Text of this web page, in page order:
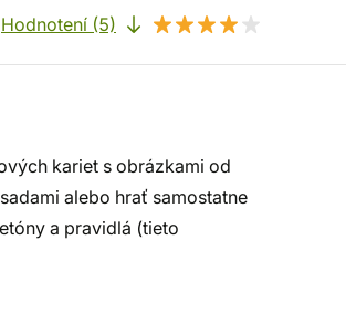
Hodnotení (5)
kariet s obrázkami od
alebo hrať samostatne
a pravidlá (tieto